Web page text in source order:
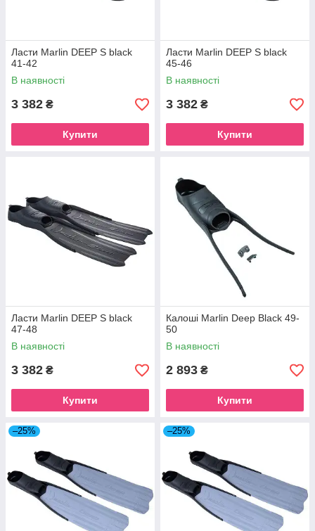
Ласти Marlin DEEP S black
41-42
В наявності
3 382 ₴
Купити
Ласти Marlin DEEP S black
45-46
В наявності
3 382 ₴
Купити
Ласти Marlin DEEP S black
47-48
В наявності
3 382 ₴
Купити
Калоші Marlin Deep Black 49-
50
В наявності
2 893 ₴
Купити
–25% –25%